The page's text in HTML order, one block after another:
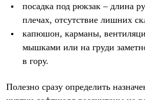
посадка под рюкзак – длина
плечах, отсутствие лишних
капюшон, карманы,
мышками или на груди
в гору.
Полезно сразу определить